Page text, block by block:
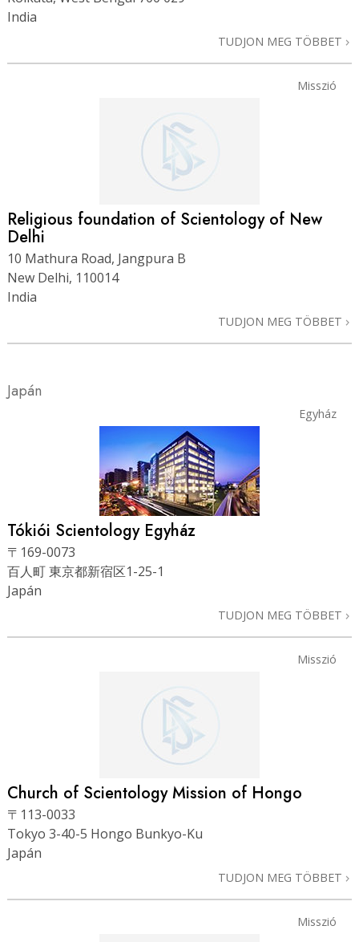
India
TUDJON MEG TÖBBET
Misszió
Religious foundation of Scientology of New
Delhi
10 Mathura Road, Jangpura B
New Delhi, 110014
India
TUDJON MEG TÖBBET
Japán
Egyház
Tókiói Scientology Egyház
〒169-0073
百人町 東京都新宿区1-25-1
Japán
TUDJON MEG TÖBBET
Misszió
Church of Scientology Mission of Hongo
〒113-0033
Tokyo 3-40-5 Hongo Bunkyo-Ku
Japán
TUDJON MEG TÖBBET
Misszió